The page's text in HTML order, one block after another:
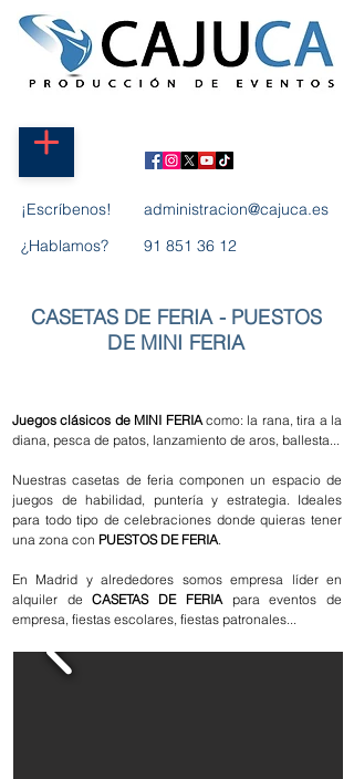
¿Hablamos? 91 851 36 12
¡Escríbenos! administracion@cajuca.es
CASETAS DE FERIA - PUESTOS
DE MINI FERIA
Juegos clásicos de MINI FERIAcomo: la rana, tira a la
diana, pesca de patos, lanzamiento de aros, ballesta...
Nuestras casetas de feria componen un espacio de
juegos de habilidad, puntería y estrategia. Ideales
para todo tipo de celebraciones donde quieras tener
una zona con PUESTOS DE FERIA.
En Madrid y alrededores somos empresa líder en
alquiler deCASETAS DE FERIApara eventos de
empresa, fiestas escolares, fiestas patronales...